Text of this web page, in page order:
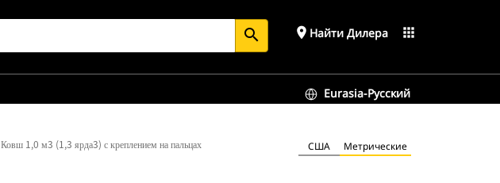
search place Найти Дилера apps
Eurasia-Русский
Ковш 1,0 м3 (1,3 ярда3) с креплением на пальцах США Метрические